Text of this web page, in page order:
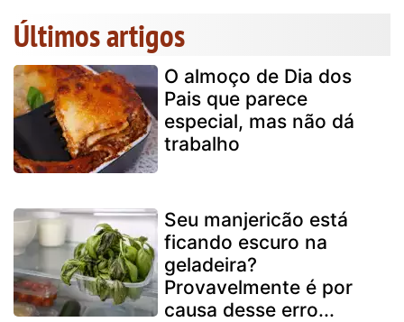
Últimos artigos
O almoço de Dia dos
Pais que parece
especial, mas não dá
trabalho
Seu manjericão está
ficando escuro na
geladeira?
Provavelmente é por
causa desse erro...